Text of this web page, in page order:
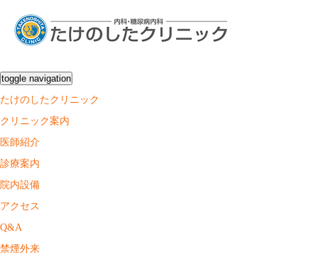
toggle navigation
たけのしたクリニック
クリニック案内
医師紹介
診療案内
院内設備
アクセス
Q&A
禁煙外来